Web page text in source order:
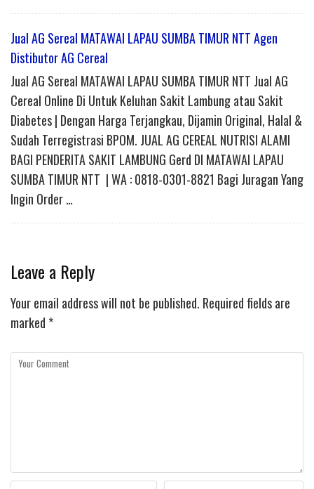
Jual AG Sereal MATAWAI LAPAU SUMBA TIMUR NTT Agen
Distibutor AG Cereal
Jual AG Sereal MATAWAI LAPAU SUMBA TIMUR NTT Jual AG
Cereal Online Di Untuk Keluhan Sakit Lambung atau Sakit
Diabetes | Dengan Harga Terjangkau, Dijamin Original, Halal &
Sudah Terregistrasi BPOM. JUAL AG CEREAL NUTRISI ALAMI
BAGI PENDERITA SAKIT LAMBUNG Gerd DI MATAWAI LAPAU
SUMBA TIMUR NTT | WA : 0818-0301-8821 Bagi Juragan Yang
Ingin Order …
Leave a Reply
Your email address will not be published. Required fields are
marked *